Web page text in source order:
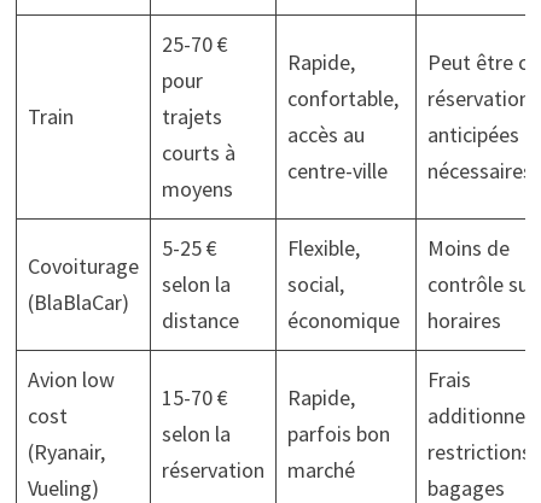
Train
25-70 €
pour
trajets
courts à
moyens
Rapide,
confortable,
accès au
centre-ville
Peut être
réservations
anticipées
nécessaires
Covoiturage
(BlaBlaCar)
5-25 €
selon la
distance
Flexible,
social,
économique
Moins de
contrôle sur
horaires
Avion low
cost
(Ryanair,
Vueling)
15-70 €
selon la
réservation
Rapide,
parfois bon
marché
Frais
restrictions
bagages